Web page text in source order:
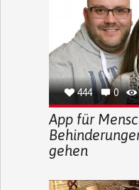
444 0
App für
gehen